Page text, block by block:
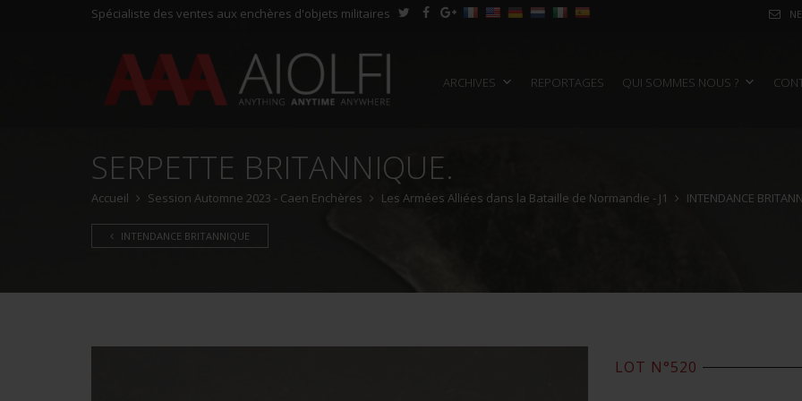
Spécialiste des ventes aux enchères d'objets militaires
ARCHIVES REPORTAGES QUI SOMMES NOUS ?
SERPETTE BRITANNIQUE.
Accueil Session Automne 2023 - Caen Enchères Les Armées Alliées dans la Bataille de Normandie - J1 INTENDANCE
INTENDANCE BRITANNIQUE
LOT N°520